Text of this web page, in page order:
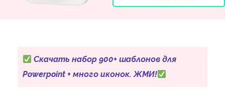
Скачать набор 900+ шаблонов для
Powerpoint + много иконок. ЖМИ!